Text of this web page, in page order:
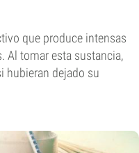
que produce intensas
Al tomar esta sustancia,
hubieran dejado su